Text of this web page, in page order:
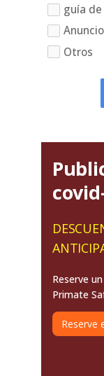
guía
Anuncio
Otros
Reserve
Primate
Reserve